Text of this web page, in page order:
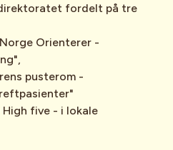
fordelt på tre
Orienterer -
pusterom -
five - i lokale